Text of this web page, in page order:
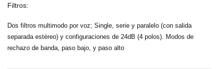
Filtros:
Dos filtros multimodo por voz; Single, serie y paralelo (con salida
separada estéreo) y configuraciones de 24dB (4 polos). Modos de
rechazo de banda, paso bajo, y paso alto